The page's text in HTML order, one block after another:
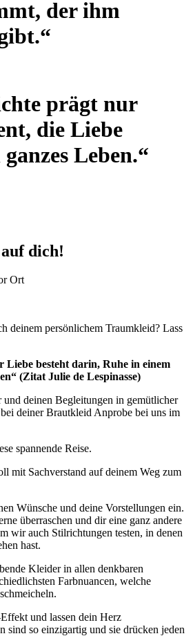
der ihm
prägt nur
die Liebe
Leben.“
dich!
Ort
deinem persönlichem Traumkleid? Lass
Liebe besteht darin, Ruhe in einem
(Zitat Julie de Lespinasse)
deinen Begleitungen in gemütlicher
deiner Brautkleid Anprobe bei uns im
spannende Reise.
mit Sachverstand auf deinem Weg zum
Wünsche und deine Vorstellungen ein.
überraschen und dir eine ganz andere
wir auch Stilrichtungen testen, in denen
hast.
Kleider in allen denkbaren
Farbnuancen, welche
und lassen dein Herz
sind so einzigartig und sie drücken jeden